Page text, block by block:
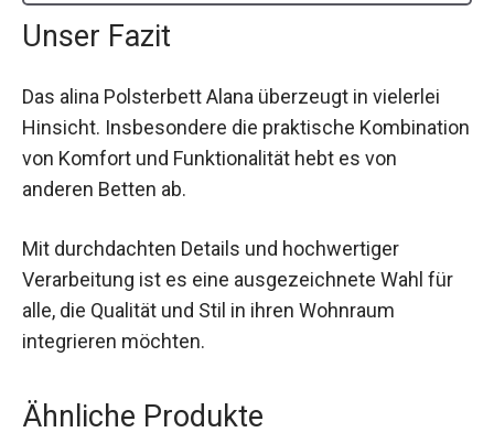
Unser Fazit
Das alina Polsterbett Alana überzeugt in vielerlei
Hinsicht. Insbesondere die praktische Kombination
von Komfort und Funktionalität hebt es von
anderen Betten ab.
Mit durchdachten Details und hochwertiger
Verarbeitung ist es eine ausgezeichnete Wahl für
alle, die Qualität und Stil in ihren Wohnraum
integrieren möchten.
Ähnliche Produkte